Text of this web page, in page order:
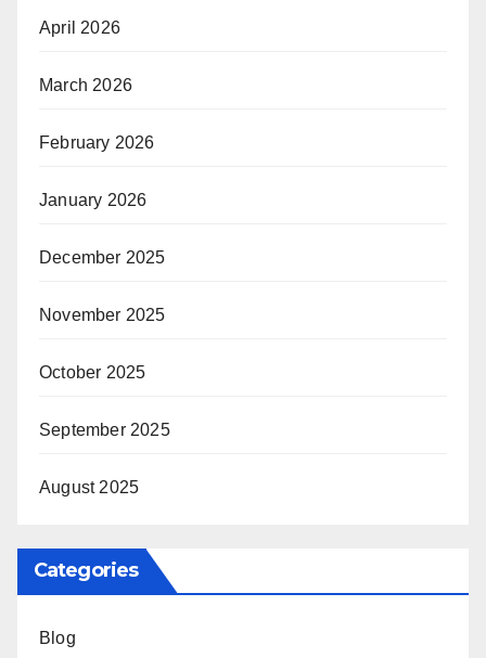
April 2026
March 2026
February 2026
January 2026
December 2025
November 2025
October 2025
September 2025
August 2025
Categories
Blog